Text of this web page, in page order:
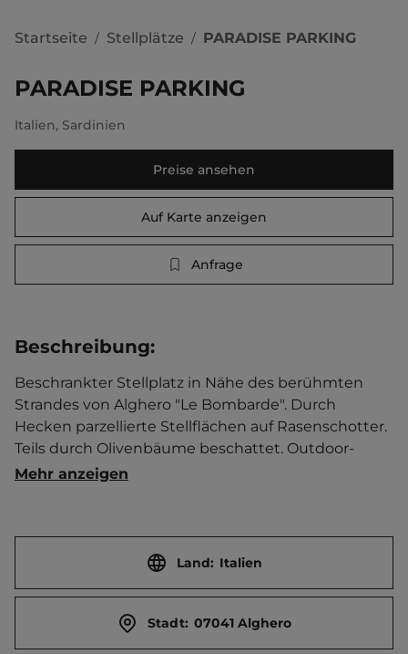
Startseite / Stellplätze / PARADISE PARKING
PARADISE PARKING
Italien, Sardinien
Preise ansehen
Auf Karte anzeigen
Anfrage
Beschreibung:
Beschrankter Stellplatz in Nähe des berühmten
Strandes von Alghero "Le Bombarde". Durch
Hecken parzellierte Stellflächen auf Rasenschotter.
Teils durch Olivenbäume beschattet. Outdoor-
Fitnessgeräte. 10% Ermäßigung bei Einkehr im
Touristen-/Dauerstellplätze 145/0.
Mehr anzeigen
Land: Italien
Stadt: 07041 Alghero